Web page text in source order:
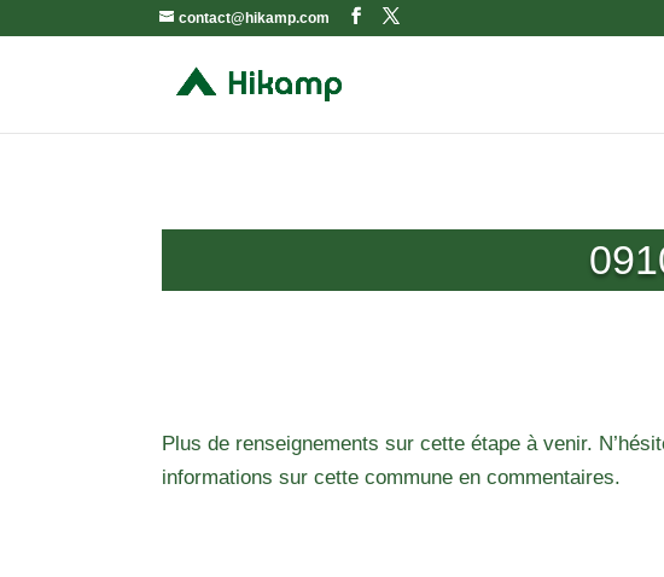
contact@hikamp.com
Plus de renseignements sur cette étape à venir.
informations sur cette commune en commentaires.